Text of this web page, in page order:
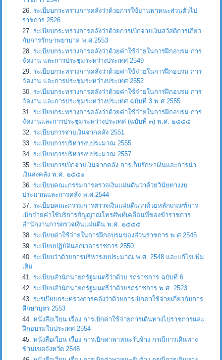
ระเบียบกระทรวงการคลังว่าด้วยการใช้ยานพาหนะส่วนตัวไป
ราชการ 2526
ระเบียบกระทรวงการคลังว่าด้วยการเบิกจ่ายเงินสวัสดิการเกี่ยว
กับการรักษาพยาบาล พ.ศ.2553
ระเบียบกระทรวงการคลังว่าด้วยค่าใช้จ่ายในการฝึกอบรม การ
จัดงาน และการประชุมระหว่างประเทศ 2549
ระเบียบกระทรวงการคลังว่าด้วยค่าใช้จ่ายในการฝึกอบรม การ
จัดงาน และการประชุมระหว่างประเทศ 2552
ระเบียบกระทรวงการคลังว่าด้วยค่าใช้จ่ายในการฝึกอบรม การ
จัดงาน และการประชุมระหว่างประเทศ ฉบับที่ 3 พ.ศ.2555
ระเบียบกระทรวงการคลังว่าด้วยค่าใช้จ่ายในการฝึกอบรม การ
จัดงานและการประชุมระหว่างประเทศ (ฉบับที่ ๓) พ.ศ. ๒๕๕๕
ระเบียบการจ่ายเงินจากคลัง 2551
ระเบียบการบริหารงบประมาณ 2555
ระเบียบการบริหารงบประมาณ 2557
ระเบียบการเบิกจ่ายเงินจากคลัง การเก็บรักษาเงินและการนำ
เงินส่งคลัง พ.ศ. ๒๕๕๑
ระเบียบคณะกรรมการตรวจเงินแผ่นดินว่าด้วยวินัยทางงบ
ประมาณและการคลัง พ.ศ.2544
ระเบียบคณะกรรมการตรวจเงินแผ่นดินว่าด้วยหลักเกณฑ์การ
เบิกจ่ายค่าใช้บริการสัญญาณโทรศัพท์เคลื่อนที่ของข้าราชการ
สำนักงานการตรวจเงินแผ่นดิน พ.ศ. ๒๕๕๕
ระเบียบค่าใช้จ่ายในการฝึกอบรมของส่วนราชการ พ.ศ.2545
ระเบียบปฏิบัตินอกเวลาราชการ 2550
ระเบียบว่าด้วยการบริหารงบประมาณ พ.ศ. 2548 และแก้ไขเพิ่ม
เติม
ระเบียบสำนักนายกรัฐมนตรีว่าด้วย รถราชการ ฉบับที่ 6
ระเบียบสำนักนายกรัฐมนตรีว่าด้วยรถราชการ พ.ศ. 2523
ระรเบียบกระทรวงการคลังว่าด้วยการเบิกค่าใช้จ่ายเกี่ยวกับการ
ศึกษาบุตร 2553
หนังสือเวียน เรื่อง การเบิกค่าใช้จ่ายการเดินทางไปราชการและ
ฝึกอบรมในประเทศ 2554
หนังสือเวียน เรื่อง การเบิกค่าพาหนะรับจ้าง กรณีการเดินทาง
ข้ามเขตจังหวัด 2548